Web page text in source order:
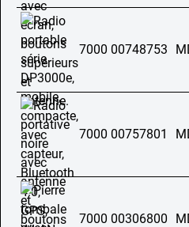
7000 00748753
7000 00757801
7000 00306800